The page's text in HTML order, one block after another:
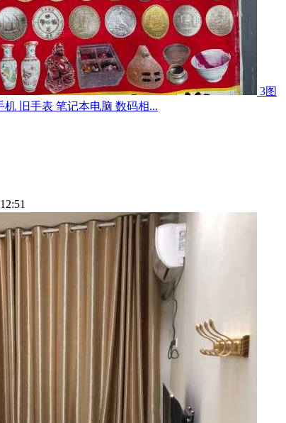
3图
机 旧手表 笔记本电脑 数码相...